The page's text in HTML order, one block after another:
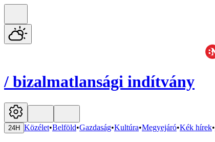
/ bizalmatlansági indítvány
24H Közélet•Belföld•Gazdaság•Kultúra•Megyejáró•Kék hírek•